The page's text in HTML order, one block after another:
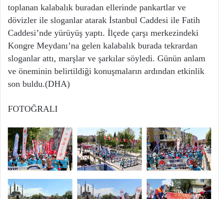
toplanan kalabalık buradan ellerinde pankartlar ve
dövizler ile sloganlar atarak İstanbul Caddesi ile Fatih
Caddesi’nde yürüyüş yaptı. İlçede çarşı merkezindeki
Kongre Meydanı’na gelen kalabalık burada tekrardan
sloganlar attı, marşlar ve şarkılar söyledi. Günün anlam
ve öneminin belirtildiği konuşmaların ardından etkinlik
son buldu.(DHA)
FOTOĞRALI